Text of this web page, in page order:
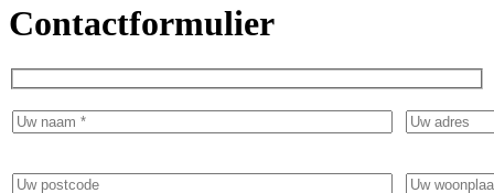
Contactformulier